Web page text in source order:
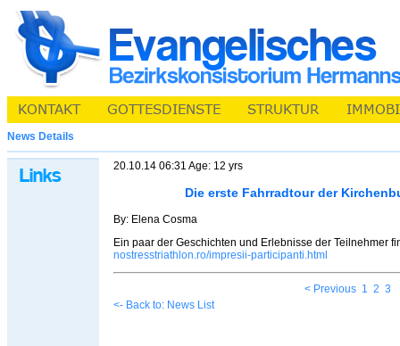
News Details
20.10.14 06:31 Age: 12 yrs
Die erste Fahrradtour der
By: Elena Cosma
Ein paar der Geschichten und Erlebnisse der Teilnehmer
nostresstriathlon.ro/impresii-participanti.html
< Previous 1 2 3
<- Back to: News List